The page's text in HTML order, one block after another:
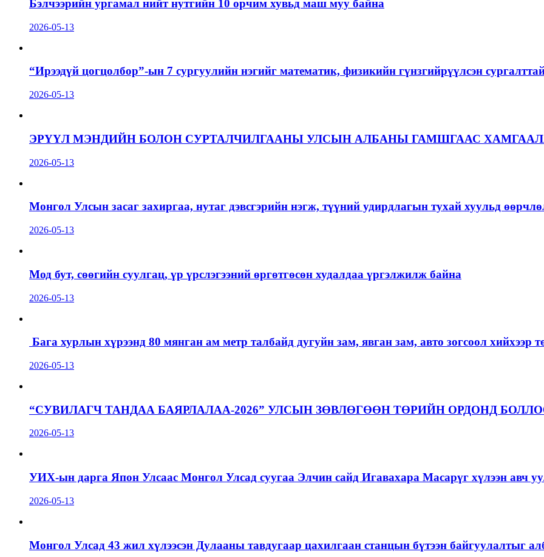
Бэлчээрийн ургамал нийт нутгийн 10 орчим хувьд маш муу байна
2026-05-13
“Ирээдүй цогцолбор”-ын 7 сургуулийн нэгийг математик, физикийн гүнзгийрүүлсэн
2026-05-13
ЭРҮҮЛ МЭНДИЙН БОЛОН СУРТАЛЧИЛГААНЫ УЛСЫН АЛБАНЫ ГАМШГААС
2026-05-13
Монгол Улсын засаг захиргаа, нутаг дэвсгэрийн нэгж, түүний удирдлагын тухай хуульд
2026-05-13
Мод бут, сөөгийн суулгац, үр үрслэгээний өргөтгөсөн худалдаа үргэлжилж байна
2026-05-13
Бага хурлын хүрээнд 80 мянган ам метр талбайд дугуйн зам, явган зам, авто зогсоол хийхээр
2026-05-13
“СУВИЛАГЧ ТАНДАА БАЯРЛАЛАА-2026” УЛСЫН ЗӨВЛӨГӨӨН ТӨРИЙН ОРДОНД
2026-05-13
УИХ-ын дарга Япон Улсаас Монгол Улсад суугаа Элчин сайд Игавахара Масарүг хүлээн авч
2026-05-13
Монгол Улсад 43 жил хүлээсэн Дулааны тавдугаар цахилгаан станцын бүтээн байгуулалтыг